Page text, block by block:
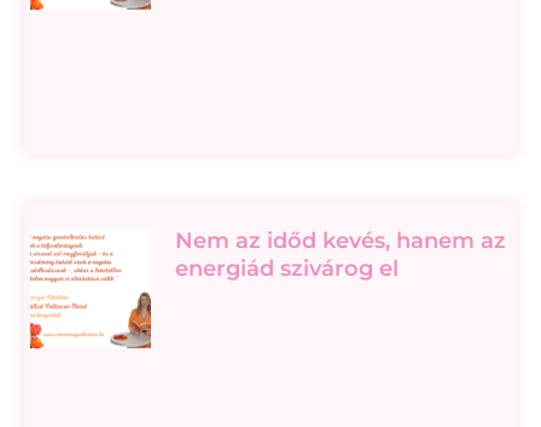
Nem az időd kevés, hanem az
energiád szivárog el